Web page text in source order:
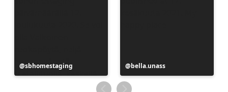
Julkaissut
sbhomestaging Julkaissut
bella.unass